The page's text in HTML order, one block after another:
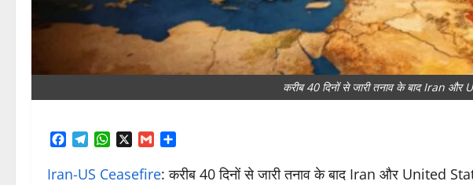
करीब 40 दिनों से जारी तनाव के बाद Iran और
Facebook
TelegramWhatsAppGmail
Iran-US Ceasefire: करीब 40 दिनों से जारी तनाव के बाद Iran और United